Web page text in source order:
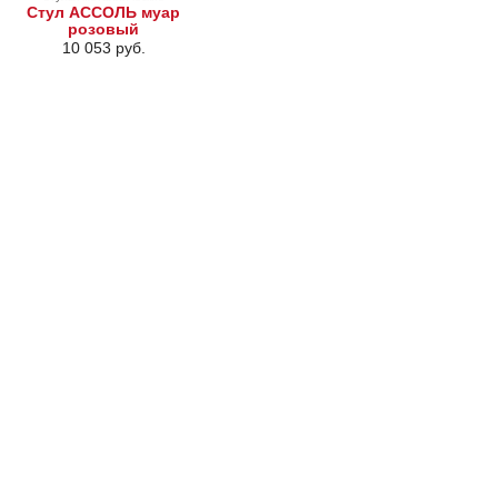
Стул АССОЛЬ муар
розовый
10 053 руб.